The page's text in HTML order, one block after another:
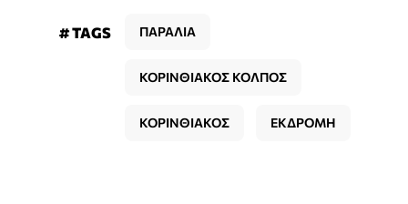
# TAGS ΠΑΡΑΛΙΑ
ΚΟΡΙΝΘΙΑΚΟΣ ΚΟΛΠΟΣ
ΚΟΡΙΝΘΙΑΚΟΣ ΕΚΔΡΟΜΗ